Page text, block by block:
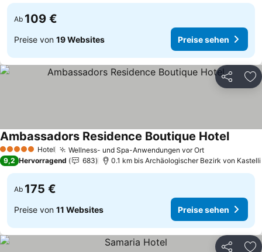
Ab 109 €
Preise von 19 Websites Preise sehen
Teilen
5 Sterne Hotel Wellness- und Spa-Anwendungen vor OrtPreise sehen
Ambassadors Residence Boutique HotelPreise
9,2 Hervorragend 683 0.1 km bis Archäologischer Bezirk von Kastelli
Ab 175 €
Preise von 11 Websites Preise sehen